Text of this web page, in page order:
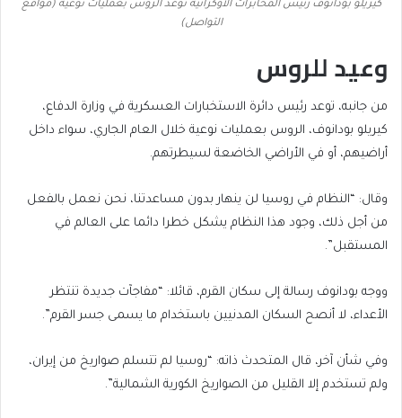
كيريلو بودانوف رئيس المخابرات الأوكرانية توعد الروس بعمليات نوعية (مواقع
التواصل)
وعيد للروس
من جانبه، توعد رئيس دائرة الاستخبارات العسكرية في وزارة الدفاع،
كيريلو بودانوف، الروس بعمليات نوعية خلال العام الجاري، سواء داخل
أراضيهم، أو في الأراضي الخاضعة لسيطرتهم.
وقال: “النظام في روسيا لن ينهار بدون مساعدتنا، نحن نعمل بالفعل
من أجل ذلك، وجود هذا النظام يشكل خطرا دائما على العالم في
المستقبل”.
ووجه بودانوف رسالة إلى سكان القرم، قائلا: “مفاجآت جديدة تنتظر
الأعداء، لا أنصح السكان المدنيين باستخدام ما يسمى جسر القرم”.
وفي شأن آخر، قال المتحدث ذاته: “روسيا لم تتسلم صواريخ من إيران،
ولم تستخدم إلا القليل من الصواريخ الكورية الشمالية”.